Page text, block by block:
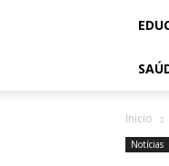
Inicio
Notícias